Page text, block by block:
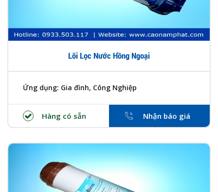
Lõi Lọc Nước Hồng Ngoại
Ứng dụng: Gia đình, Công Nghiệp
Hàng có sẵn Nhận báo giá